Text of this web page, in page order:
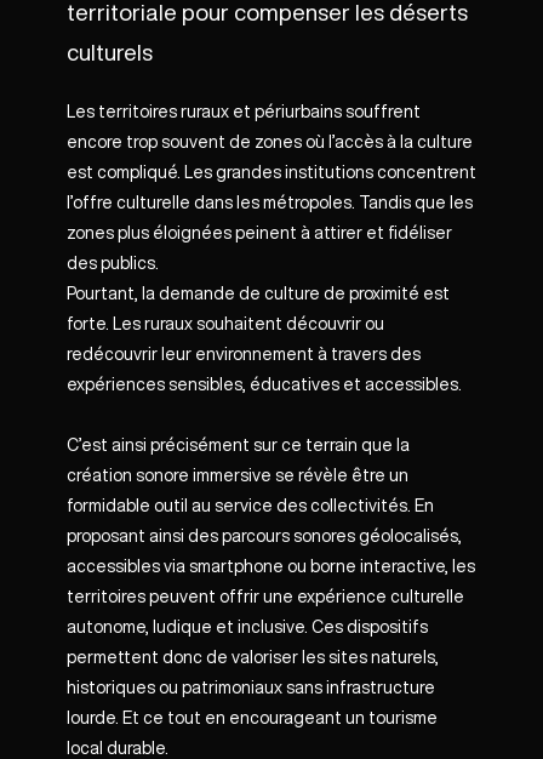
territoriale pour compenser les déserts
culturels
Les territoires ruraux et périurbains souffrent
encore trop souvent de zones où l’accès à la culture
est compliqué. Les grandes institutions concentrent
l’offre culturelle dans les métropoles. Tandis que les
zones plus éloignées peinent à attirer et fidéliser
des publics.
Pourtant, la demande de culture de proximité est
forte. Les ruraux souhaitent découvrir ou
redécouvrir leur environnement à travers des
expériences sensibles, éducatives et accessibles.
C’est ainsi précisément sur ce terrain que la
création sonore immersive se révèle être un
formidable outil au service des collectivités. En
proposant ainsi des parcours sonores géolocalisés,
accessibles via smartphone ou borne interactive, les
territoires peuvent offrir une expérience culturelle
autonome, ludique et inclusive. Ces dispositifs
permettent donc de valoriser les sites naturels,
historiques ou patrimoniaux sans infrastructure
lourde. Et ce tout en encourageant un tourisme
local durable.